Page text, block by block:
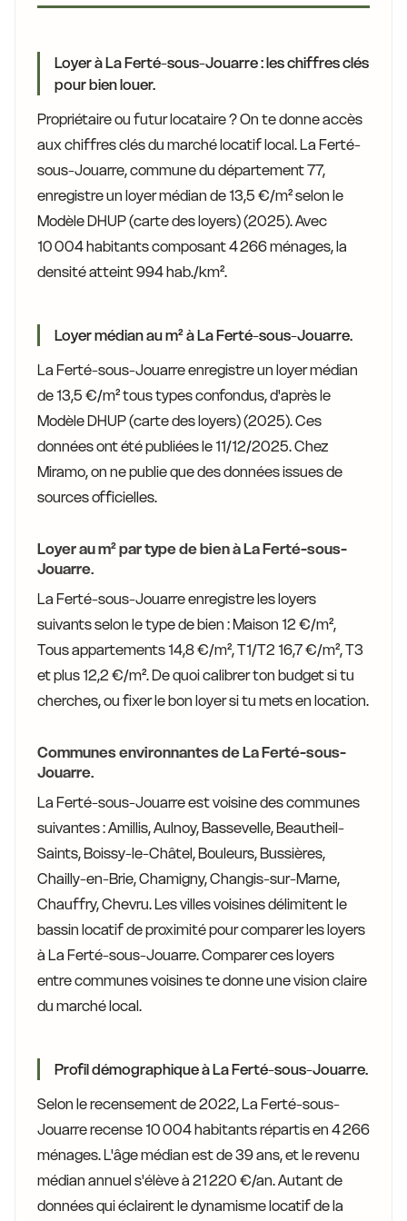
Loyer à La Ferté-sous-Jouarre : les chiffres clés
pour bien louer.
Propriétaire ou futur locataire ? On te donne accès
aux chiffres clés du marché locatif local. La Ferté-
sous-Jouarre, commune du département 77,
enregistre un loyer médian de 13,5 €/m² selon le
Modèle DHUP (carte des loyers) (2025). Avec
10 004 habitants composant 4 266 ménages, la
densité atteint 994 hab./km².
Loyer médian au m² à La Ferté-sous-Jouarre.
La Ferté-sous-Jouarre enregistre un loyer médian
de 13,5 €/m² tous types confondus, d'après le
Modèle DHUP (carte des loyers) (2025). Ces
données ont été publiées le 11/12/2025. Chez
Miramo, on ne publie que des données issues de
sources officielles.
Loyer au m² par type de bien à La Ferté-sous-
Jouarre.
La Ferté-sous-Jouarre enregistre les loyers
suivants selon le type de bien : Maison 12 €/m²,
Tous appartements 14,8 €/m², T1/T2 16,7 €/m², T3
et plus 12,2 €/m². De quoi calibrer ton budget si tu
cherches, ou fixer le bon loyer si tu mets en location.
Communes environnantes de La Ferté-sous-
Jouarre.
La Ferté-sous-Jouarre est voisine des communes
suivantes : Amillis, Aulnoy, Bassevelle, Beautheil-
Saints, Boissy-le-Châtel, Bouleurs, Bussières,
Chailly-en-Brie, Chamigny, Changis-sur-Marne,
Chauffry, Chevru. Les villes voisines délimitent le
bassin locatif de proximité pour comparer les loyers
à La Ferté-sous-Jouarre. Comparer ces loyers
entre communes voisines te donne une vision claire
du marché local.
Profil démographique à La Ferté-sous-Jouarre.
Selon le recensement de 2022, La Ferté-sous-
Jouarre recense 10 004 habitants répartis en 4 266
ménages. L'âge médian est de 39 ans, et le revenu
médian annuel s'élève à 21 220 €/an. Autant de
données qui éclairent le dynamisme locatif de la